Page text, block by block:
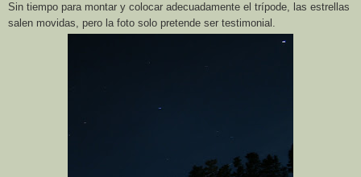
Sin tiempo para montar y colocar adecuadamente el trípode, las estrellas
salen movidas, pero la foto solo pretende ser testimonial.